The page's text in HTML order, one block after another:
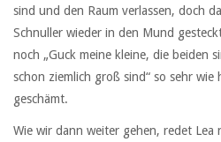
sind und den Raum verlassen, doch
Schnuller wieder in den Mund
noch „Guck meine kleine, die beiden
schon ziemlich groß sind“ so sehr
geschämt.
Wie wir dann weiter gehen, redet Lea